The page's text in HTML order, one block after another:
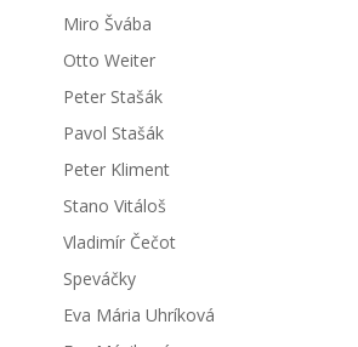
Miro Švába
Otto Weiter
Peter Stašák
Pavol Stašák
Peter Kliment
Stano Vitáloš
Vladimír Čečot
Speváčky
Eva Mária Uhríková